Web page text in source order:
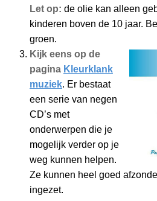
Let op: de olie kan alleen
kinderen boven de 10 jaar.
groen.
Kijk eens op de
pagina Kleurklank
muziek. Er bestaat
een serie van negen
CD’s met
onderwerpen die je
mogelijk verder op je
weg kunnen helpen.
Ze kunnen heel goed
ingezet.